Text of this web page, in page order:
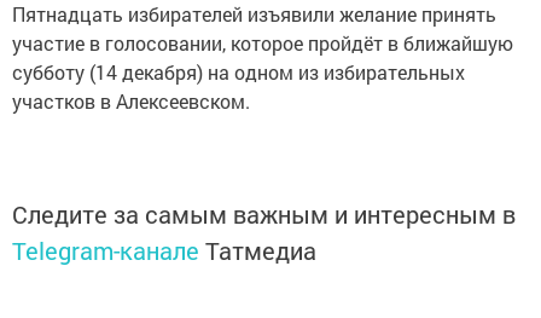
Пятнадцать избирателей изъявили желание принять
участие в голосовании, которое пройдёт в ближайшую
субботу (14 декабря) на одном из избирательных
участков в Алексеевском.
Следите за самым важным и интересным в
Telegram-канале Татмедиа